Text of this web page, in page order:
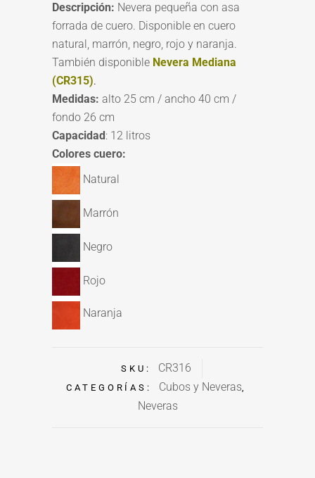
Descripción: Nevera pequeña con asa
forrada de cuero. Disponible en cuero
natural, marrón, negro, rojo y naranja.
También disponible Nevera Mediana
(CR315).
Medidas: alto 25 cm / ancho 40 cm /
fondo 26 cm
Capacidad : 12 litros
Colores cuero:
Natural
Marrón
Negro
Rojo
Naranja
SKU: CR316
CATEGORÍAS: Cubos y Neveras,
Neveras